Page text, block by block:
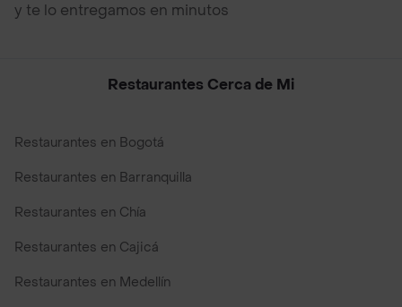
y te lo entregamos en minutos
Restaurantes Cerca de Mi
Restaurantes en Bogotá
Restaurantes en Barranquilla
Restaurantes en Chía
Restaurantes en Cajicá
Restaurantes en Medellín